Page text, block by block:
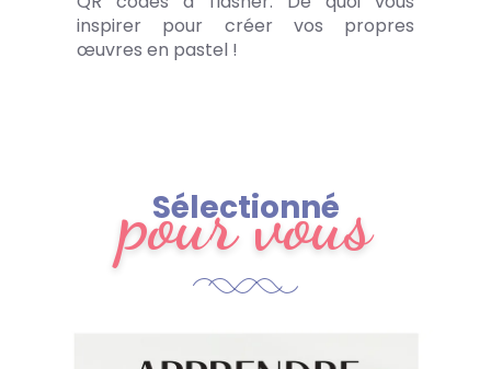
inspirer pour créer vos propres
œuvres en pastel !
Sélectionné
pour vous